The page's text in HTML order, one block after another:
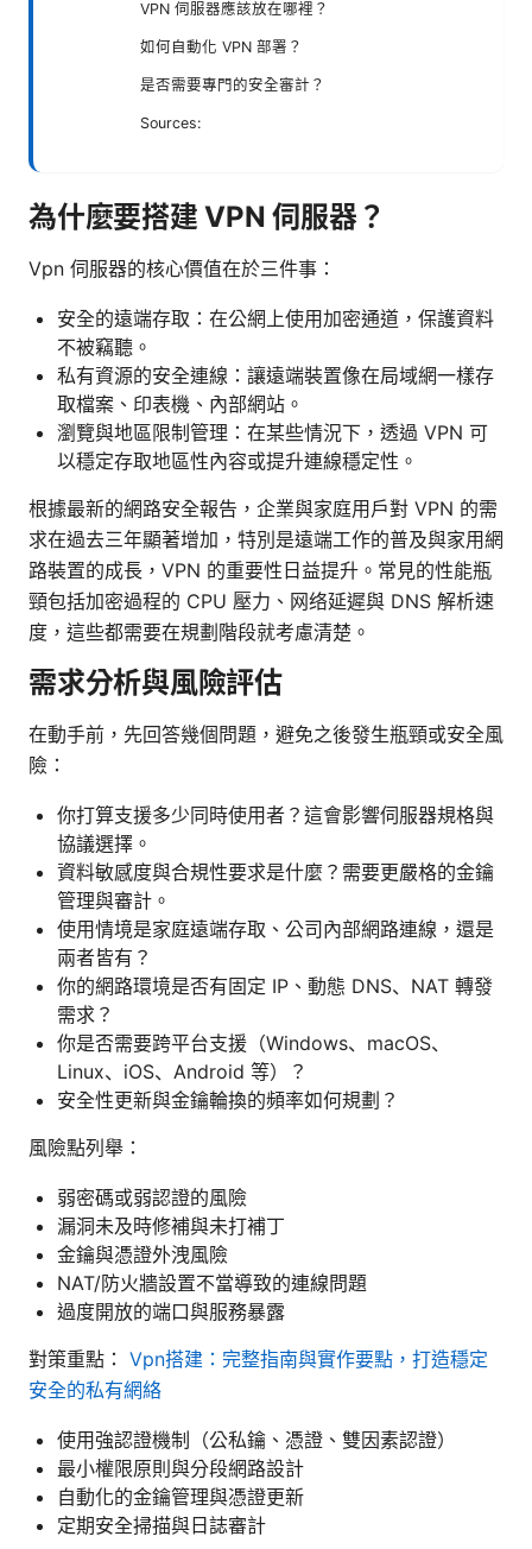
VPN 伺服器應該放在哪裡？
如何自動化 VPN 部署？
是否需要專門的安全審計？
Sources:
為什麼要搭建 VPN 伺服器？
Vpn 伺服器的核心價值在於三件事：
安全的遠端存取：在公網上使用加密通道，保護資料
不被竊聽。
私有資源的安全連線：讓遠端裝置像在局域網一樣存
取檔案、印表機、內部網站。
瀏覽與地區限制管理：在某些情況下，透過 VPN 可
以穩定存取地區性內容或提升連線穩定性。
根據最新的網路安全報告，企業與家庭用戶對 VPN 的需
求在過去三年顯著增加，特別是遠端工作的普及與家用網
路裝置的成長，VPN 的重要性日益提升。常見的性能瓶
頸包括加密過程的 CPU 壓力、网络延遲與 DNS 解析速
度，這些都需要在規劃階段就考慮清楚。
需求分析與風險評估
在動手前，先回答幾個問題，避免之後發生瓶頸或安全風
險：
你打算支援多少同時使用者？這會影響伺服器規格與
協議選擇。
資料敏感度與合規性要求是什麼？需要更嚴格的金鑰
管理與審計。
使用情境是家庭遠端存取、公司內部網路連線，還是
兩者皆有？
你的網路環境是否有固定 IP、動態 DNS、NAT 轉發
需求？
你是否需要跨平台支援（Windows、macOS、
Linux、iOS、Android 等）？
安全性更新與金鑰輪換的頻率如何規劃？
風險點列舉：
弱密碼或弱認證的風險
漏洞未及時修補與未打補丁
金鑰與憑證外洩風險
NAT/防火牆設置不當導致的連線問題
過度開放的端口與服務暴露
對策重點： Vpn搭建：完整指南與實作要點，打造穩定
安全的私有網絡
使用強認證機制（公私鑰、憑證、雙因素認證）
最小權限原則與分段網路設計
自動化的金鑰管理與憑證更新
定期安全掃描與日誌審計